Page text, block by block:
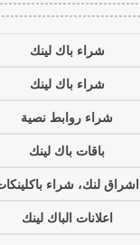
شراء باك لينك
شراء باك لينك
شراء روابط نصية
باقات باك لينك
اشراق لنك، شراء
اعلانات الباك لينك